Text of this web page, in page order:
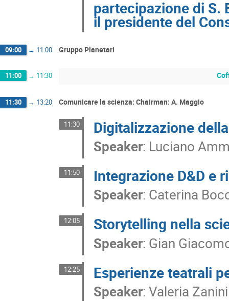
partecipazione di S.
il presidente del
09:00 → 11:00 Gruppo Planetari
11:00 → 11:30
11:30 → 13:20 Comunicare la scienza: Chairman: A. Maggio
11:30 Digitalizzazione
Speaker: Luciano
11:50 Integrazione D&D e
Speaker: Caterina
12:05 Storytelling nella
Speaker: Gian
12:25 Esperienze teatrali
Speaker:Valeria Zanini